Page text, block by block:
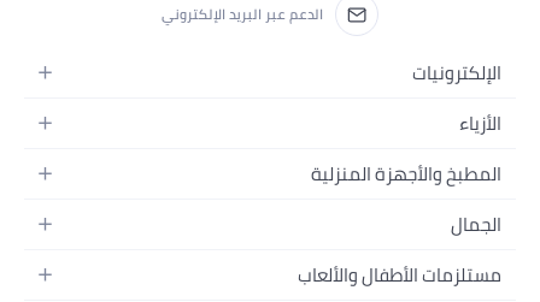
الدعم عبر البريد الإلكتروني
الإلكترونيات
الجوالات
اللابتوبات
الأجهزة المنزلية
التلفزيونات
الأزياء
أزياء نسائية
أزياء البنات
أزياء الأولاد
المطبخ والأجهزة المنزلية
الحمام
المطبخ والسفرة
الجمال
العطور
مستلزمات الأطفال والألعاب